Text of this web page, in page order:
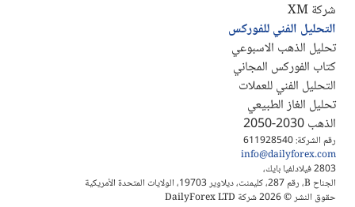
رقم الشركة: 611928540
info@dailyforex.com
2803 فيلادلفيا بايك،
الجناح B، رقم 287، كليمنت، ديلاوير 19703، الولايات المتحدة الأمريكية
حقوق النشر © 2026 شركة DailyForex LTD
شركة XM
التحليل الفني للفوركس
تحليل الذهب الاسبوعي
كتاب الفوركس المجاني
التحليل الفني للعملات
تحليل الغاز الطبيعي
الذهب 2030-2050